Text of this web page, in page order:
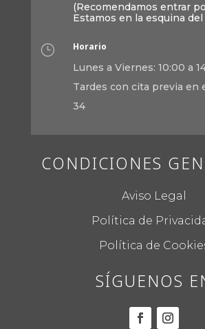
(Recomendamos entrar
Estamos en la esquina del
} Horario
Lunes a Viernes: 10:00 a
Tardes con cita previa en
34
CONDICIONES
Aviso Legal
Política de
Política de
SÍGUENOS